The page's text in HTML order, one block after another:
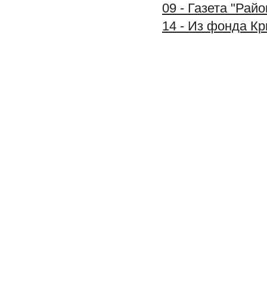
09 - Газета
14 - Из фонда